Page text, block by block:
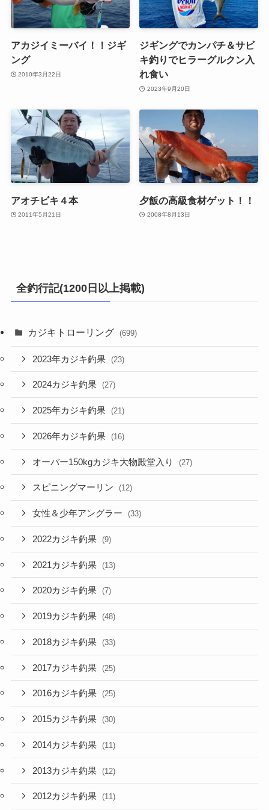
アカジイミーバイ！！ジギ
ング
2010年3月22日
ジギングでカンパチ＆サビ
キ釣りでヒラーグルクン入
れ食い
2023年9月20日
アオチビキ４本
2011年5月21日
夕飯の高級食材ゲット！！
2008年8月13日
全釣行記(1200日以上掲載)
カジキトローリング (699)
2023年カジキ釣果 (23)
2024カジキ釣果 (27)
2025年カジキ釣果 (21)
2026年カジキ釣果 (16)
オーバー150kgカジキ大物殿堂入り (27)
スピニングマーリン (12)
女性＆少年アングラー (33)
2022カジキ釣果 (9)
2021カジキ釣果 (13)
2020カジキ釣果 (7)
2019カジキ釣果 (48)
2018カジキ釣果 (33)
2017カジキ釣果 (25)
2016カジキ釣果 (25)
2015カジキ釣果 (30)
2014カジキ釣果 (11)
2013カジキ釣果 (12)
2012カジキ釣果 (11)